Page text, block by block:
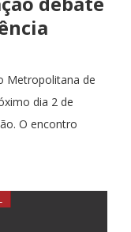
Metropolitana de
dia 2 de
O encontro